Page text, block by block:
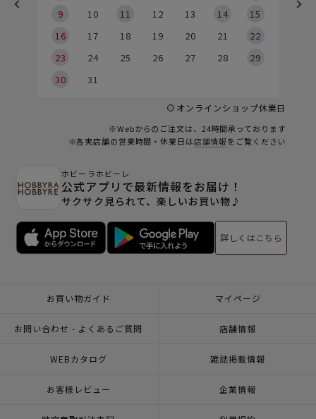
9
10 11 12 13 14
15
16
17 18 19 20 21
22
23
24 25 26 27 28
29
30
31
オンラインショップ休業日
※Webからのご注文は、24時間承っております
※各実店舗の営業時間・休業日は店舗情報をご覧ください
ホビーラホビーレ
公式アプリで最新情報をお届け！
サクサク見られて、楽しいお買い物♪
詳しくはこちら
お買い物ガイド マイページ
お問い合わせ - よくあるご質問 店舗情報
WEBカタログ 雑誌掲載情報
お客様レビュー 企業情報